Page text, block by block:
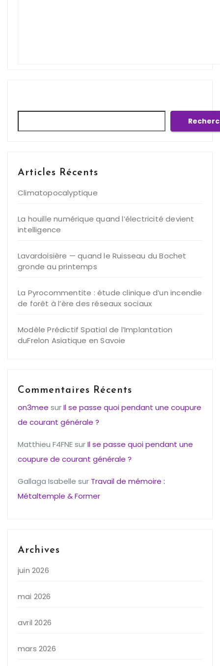
Articles Récents
Climatopocalyptique
La houille numérique quand l’électricité devient
intelligence
Lavardoisière — quand le Ruisseau du Bochet
gronde au printemps
La Pyrocommentite : étude clinique d’un incendie
de forêt à l’ère des réseaux sociaux
Modèle Prédictif Spatial de l’Implantation
duFrelon Asiatique en Savoie
Commentaires Récents
on3mee surIl se passe quoi pendant une coupure
de courant générale ?
Matthieu F4FNEsurIl se passe quoi pendant une
coupure de courant générale ?
Gallaga Isabelle sur Travail de mémoire :
Métaltemple & Former
Archives
juin 2026
mai 2026
avril 2026
mars 2026